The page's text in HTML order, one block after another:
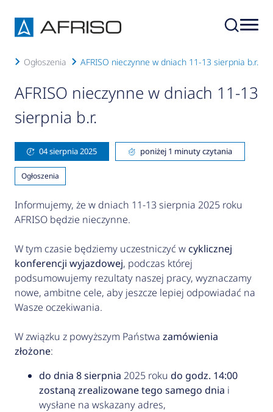
Ogłoszenia AFRISO nieczynne w dniach 11-13 sierpnia b.r.
AFRISO nieczynne w dniach 11-13
sierpnia b.r.
04 sierpnia 2025 poniżej 1 minuty czytania
Ogłoszenia
Informujemy, że w dniach 11-13 sierpnia 2025 roku
AFRISObędzie nieczynne.
W tym czasie będziemy uczestniczyć w cyklicznej
konferencji wyjazdowej, podczas której
podsumowujemy rezultaty naszej pracy, wyznaczamy
nowe, ambitne cele, aby jeszcze lepiej odpowiadać na
Wasze oczekiwania.
W związku z powyższym Państwa zamówienia
złożone:
do dnia 8 sierpnia 2025 roku do godz. 14:00
zostaną zrealizowane tego samego dnia i
wysłane na wskazany adres,